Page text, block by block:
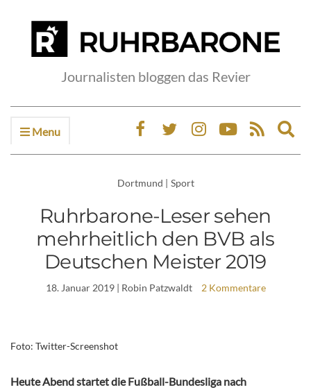
Journalisten bloggen das Revier
Menu
Dortmund | Sport
Ruhrbarone-Leser sehen
mehrheitlich den BVB als
Deutschen Meister 2019
18. Januar 2019| Robin Patzwaldt 2 Kommentare
Foto: Twitter-Screenshot
Heute Abend startet die Fußball-Bundesliga nach